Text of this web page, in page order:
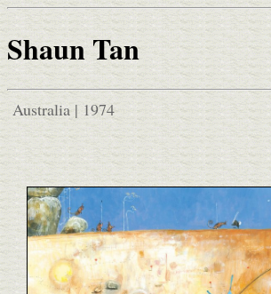
Shaun Tan
Australia | 1974